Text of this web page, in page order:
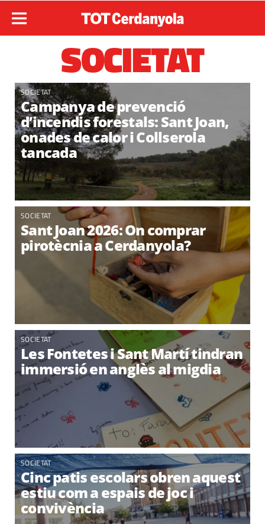
SOCIETAT
SOCIETAT
Campanya de prevenció
d’incendis forestals: Sant Joan,
onades de calor i Collserola
tancada
SOCIETAT
Sant Joan 2026: On comprar
pirotècnia a Cerdanyola?
SOCIETAT
Les Fontetes i Sant Martí tindran
immersió en anglès al migdia
SOCIETAT
Cinc patis escolars obren aquest
estiu com a espais de joc i
convivència